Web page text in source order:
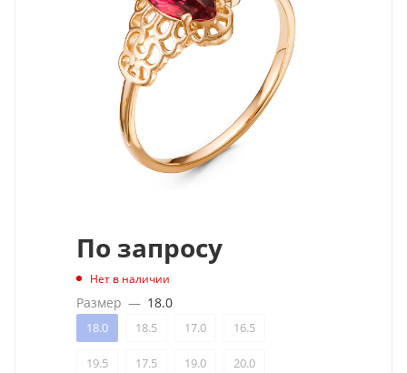
По запросу
Нет в наличии
Размер — 18.0
18.0 18.5 17.0 16.5
19.5 17.5 19.0 20.0